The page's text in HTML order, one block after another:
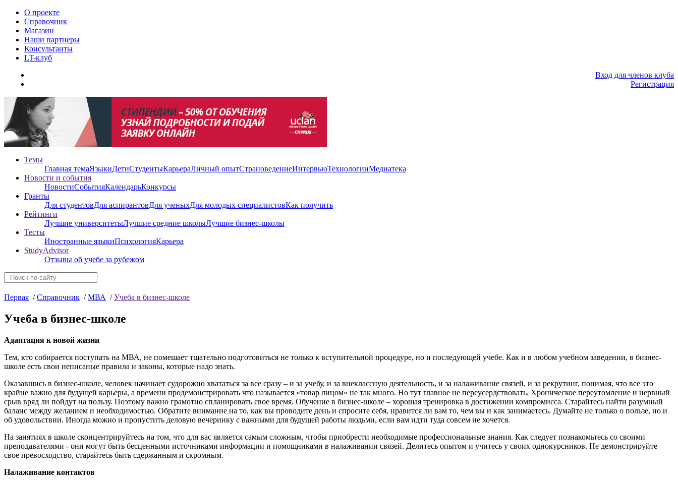
О проекте
Справочник
Магазин
Наши партнеры
Консультанты
LT-клуб
Вход для членов клуба
Регистрация
Темы
Главная темаЯзыкиДетиСтудентыКарьераЛичный опытСтрановедениеИнтервьюТехнологииМедиатека
Новости и события
НовостиСобытияКалендарьКонкурсы
Гранты
Для студентовДля аспирантовДля ученыхДля молодых специалистовКак получить
Рейтинги
Лучшие университетыЛучшие средние школыЛучшие бизнес-школы
Тесты
Иностранные языкиПсихологияКарьера
StudyAdvisor
Отзывы об учебе за рубежом
Первая /Справочник /МВА /Учеба в бизнес-школе
Учеба в бизнес-школе
Адаптация к новой жизни
Тем, кто собирается поступать на МВА, не помешает тщательно подготовиться не только к вступительной процедуре, но и последующей учебе. Как и в любом учебном заведении, в бизнес-
школе есть свои неписаные правила и законы, которые надо знать.
Оказавшись в бизнес-школе, человек начинает судорожно хвататься за все сразу – и за учебу, и за внеклассную деятельность, и за налаживание связей, и за рекрутинг, понимая, что все это
крайне важно для будущей карьеры, а времени продемонстрировать что называется «товар лицом» не так много. Но тут главное не переусердствовать. Хроническое переутомление и нервный
срыв вряд ли пойдут на пользу. Поэтому важно грамотно спланировать свое время. Обучение в бизнес-школе – хорошая тренировка в достижении компромисса. Старайтесь найти разумный
баланс между желанием и необходимостью. Обратите внимание на то, как вы проводите день и спросите себя, нравится ли вам то, чем вы и как занимаетесь. Думайте не только о пользе, но и
об удовольствии. Иногда можно и пропустить деловую вечеринку с важными для будущей работы людьми, если вам идти туда совсем не хочется.
На занятиях в школе сконцентрируйтесь на том, что для вас является самым сложным, чтобы приобрести необходимые профессиональные знания. Как следует познакомьтесь со своими
преподавателями - они могут быть бесценными источниками информации и помощниками в налаживании связей. Делитесь опытом и учитесь у своих однокурсников. Не демонстрируйте
свое превосходство, старайтесь быть сдержанным и скромным.
Налаживание контактов